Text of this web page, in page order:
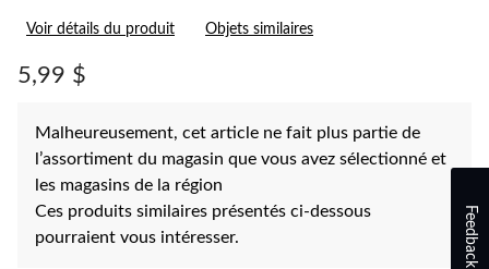
Voir détails du produit Objets similaires
5,99 $
Malheureusement, cet article ne fait plus partie de
l’assortiment du magasin que vous avez sélectionné et
les magasins de la région
Ces produits similaires présentés ci-dessous
pourraient vous intéresser.
Feedback